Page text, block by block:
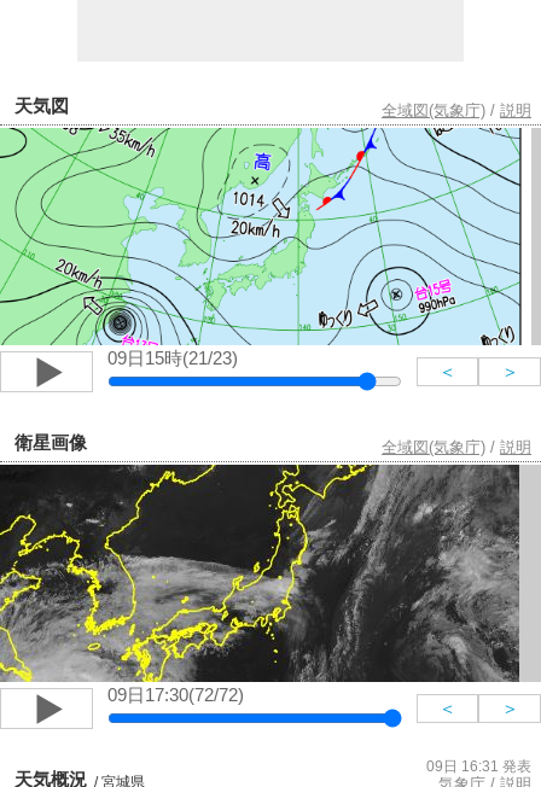
天気図 全域図(気象庁) / 説明
09日15時(21/23)
＜ ＞
衛星画像 全域図(気象庁) / 説明
09日17:30(72/72)
＜ ＞
天気概況 / 宮城県
09日 16:31 発表